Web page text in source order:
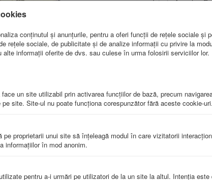
Istoria Armelor.
conținutul și anunțurile, pentru a oferi funcții de rețele sociale și
rețele sociale, de publicitate și de analize informații cu privire la
informații oferite de dvs. sau culese în urma folosirii serviciilor lor.
un site utilizabil prin activarea funcţiilor de bază, precum
site. Site-ul nu poate funcţiona corespunzător fără aceste cookie-uri.
proprietarii unui site să înţeleagă modul în care vizitatorii
informaţiilor în mod anonim.
pentru a-i urmări pe utilizatori de la un site la altul. Intenţia este